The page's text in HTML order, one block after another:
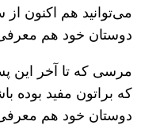
می‌توانید هم اکنون از
دوستان خود هم
مرسی که تا آخر این
که براتون مفید بوده
دوستان خود هم